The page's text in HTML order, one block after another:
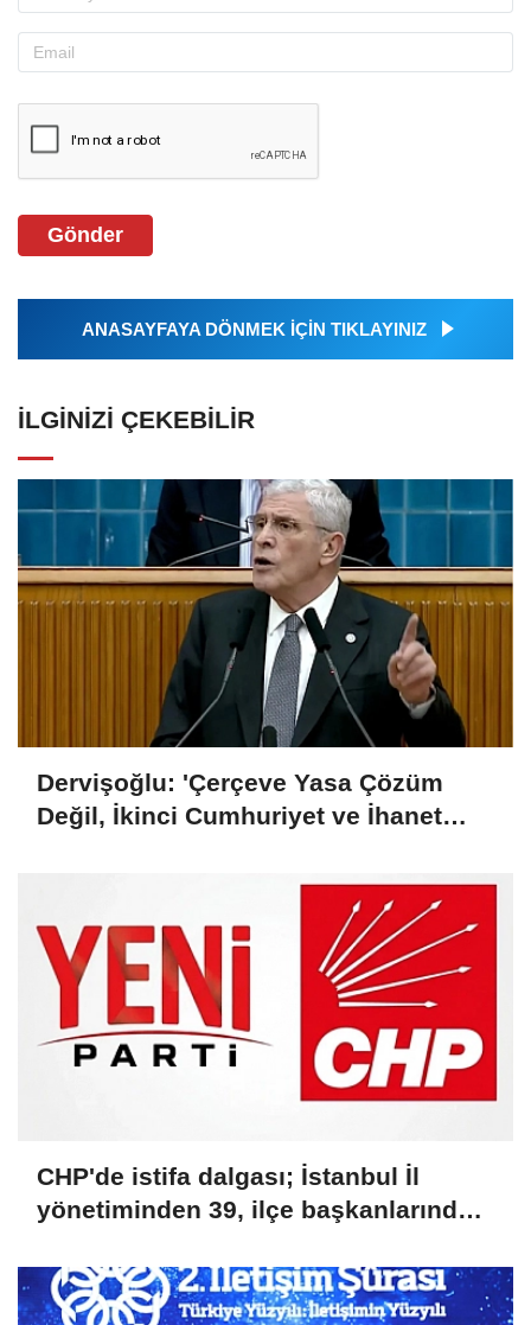
Gönder
ANASAYFAYA DÖNMEK İÇİN TIKLAYINIZ
İLGINIZI ÇEKEBILIR
Dervişoğlu: 'Çerçeve Yasa Çözüm
Değil, İkinci Cumhuriyet ve İhanet
CHP'de istifa dalgası; İstanbul İl
yönetiminden 39, ilçe başkanlarından